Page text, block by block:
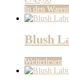
In den
Blush
Weiterlesen